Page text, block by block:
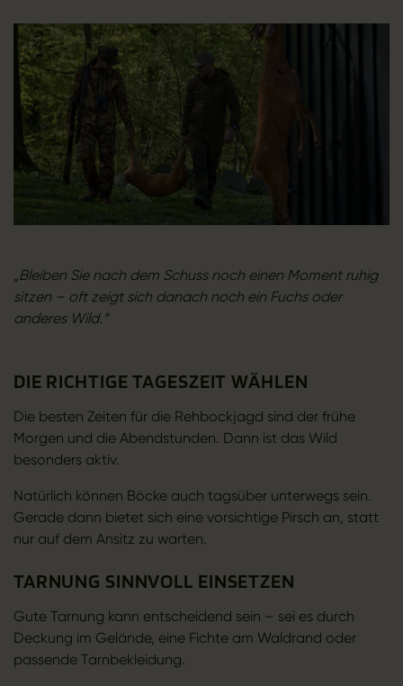
„Bleiben Sie nach dem Schuss noch einen Moment ruhig
sitzen – oft zeigt sich danach noch ein Fuchs oder
anderes Wild.“
DIE RICHTIGE TAGESZEIT WÄHLEN
Die besten Zeiten für die Rehbockjagd sind der frühe
Morgen und die Abendstunden. Dann ist das Wild
besonders aktiv.
Natürlich können Böcke auch tagsüber unterwegs sein.
Gerade dann bietet sich eine vorsichtige Pirsch an, statt
nur auf dem Ansitz zu warten.
TARNUNG SINNVOLL EINSETZEN
Gute Tarnung kann entscheidend sein – sei es durch
Deckung im Gelände, eine Fichte am Waldrand oder
passende Tarnbekleidung.